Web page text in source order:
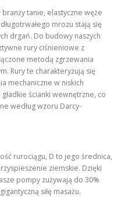
tanie, elastyczne węże
mrozu stają się
drgań. Do budowy naszych
rury ciśnieniowe z
metodą zgrzewania
Rury te charakteryzują się
mechaniczne w niskich
ścianki wewnętrzne, co
według wzoru Darcy-
rurociągu, D to jego średnica,
ziemskie. Dzięki
pompy zużywają do 30%
siłę masażu.